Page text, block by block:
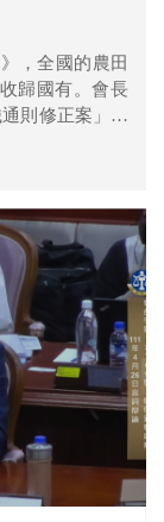
，全國的農田
歸國有。會長
則修正案」規
利會改制有違